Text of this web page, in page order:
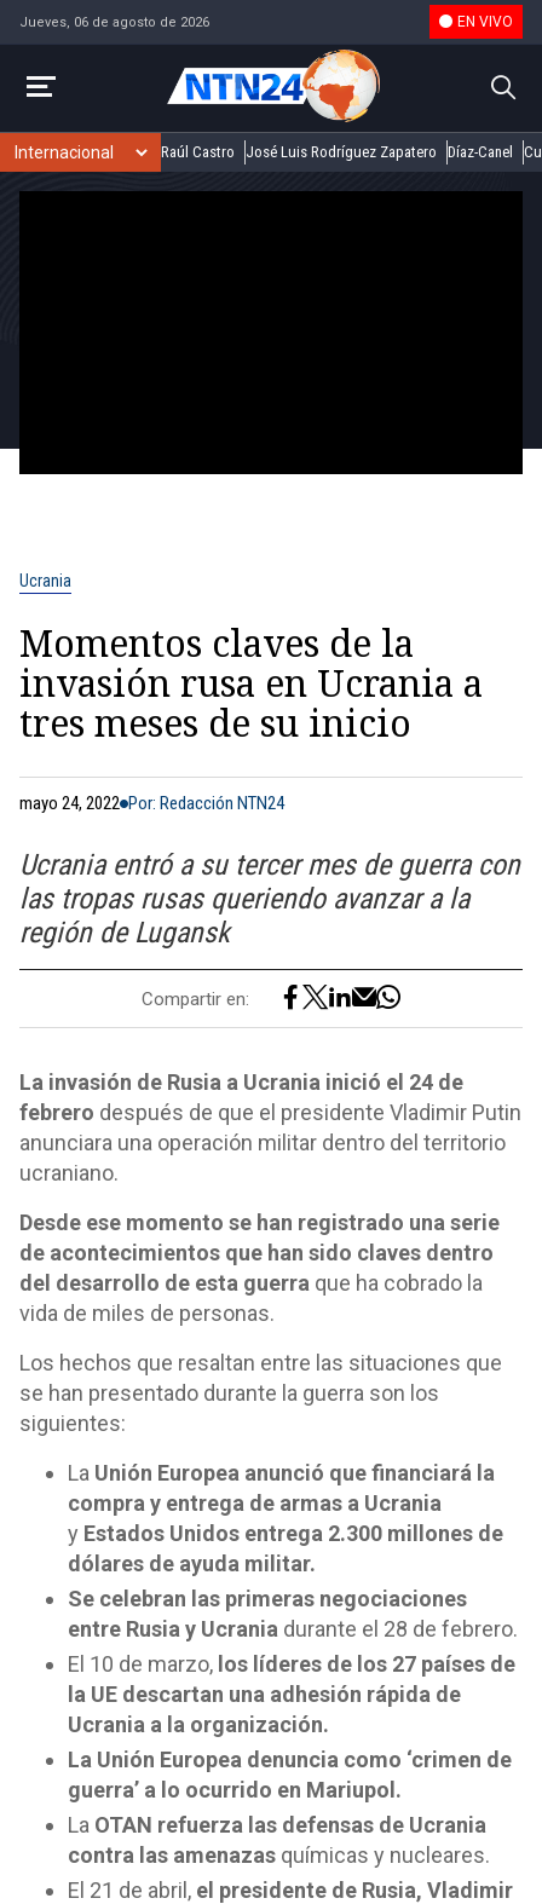
Jueves, 06 de agosto de 2026 EN VIVO
Raúl Castro José Luis Rodríguez Zapatero Díaz-Canel
Ucrania
Momentos claves de la
invasión rusa en Ucrania a
tres meses de su inicio
mayo 24, 2022 Por: Redacción NTN24
Ucrania entró a su tercer mes de guerra con
las tropas rusas queriendo avanzar a la
región de Lugansk
Compartir en:
La invasión de Rusia a Ucrania inició el 24 de
febrero después de que el presidente Vladimir Putin
anunciara una operación militar dentro del territorio
ucraniano.
Desde ese momento se han registrado una serie
de acontecimientos que han sido claves dentro
del desarrollo de esta guerra que ha cobrado la
vida de miles de personas.
Los hechos que resaltan entre las situaciones que
se han presentado durante la guerra son los
siguientes:
La Unión Europea anunció que financiará la
compra y entrega de armas a Ucrania
y Estados Unidos entrega 2.300 millones de
dólares de ayuda militar.
Se celebran las primeras negociaciones
entre Rusia y Ucrania durante el 28 de febrero.
El 10 de marzo, los líderes de los 27 países de
la UE descartan una adhesión rápida de
Ucrania a la organización.
La Unión Europea denuncia como ‘crimen de
guerra’ a lo ocurrido en Mariupol.
La OTAN refuerza las defensas de Ucrania
contra las amenazas químicas y nucleares.
El 21 de abril, el presidente de Rusia, Vladimir